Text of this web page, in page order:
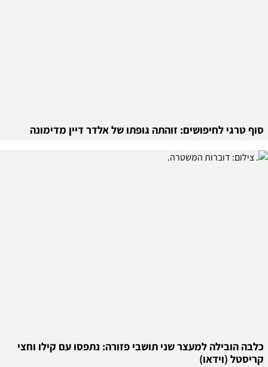
סוף טרגי לחיפושים: זוהתה גופתו של אלדר דיין מדימונה
כלבה הובילה למעצר שני תושבי פזורה: נתפסו עם קילו וחצי
קריסטל (וידאו)